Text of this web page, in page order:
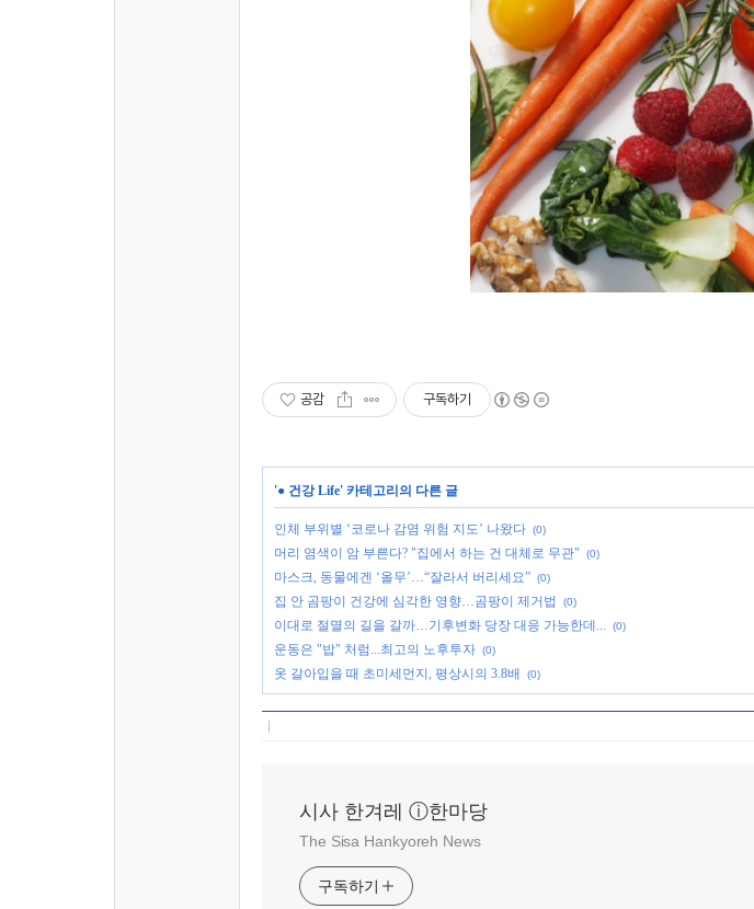
공감 구독하기
'● 건강 Life' 카테고리의 다른 글
인체 부위별 ‘코로나 감염 위험 지도’ 나왔다 (0)
머리 염색이 암 부른다? "집에서 하는 건 대체로 무관" (0)
마스크, 동물에겐 ‘올무’…“잘라서 버리세요” (0)
집 안 곰팡이 건강에 심각한 영향…곰팡이 제거법 (0)
이대로 절멸의 길을 갈까…기후변화 당장 대응 가능한데... (0)
운동은 "밥" 처럼...최고의 노후투자 (0)
옷 갈아입을 때 초미세먼지, 평상시의 3.8배 (0)
시사 한겨레 ⓘ한마당
The Sisa Hankyoreh News
구독하기